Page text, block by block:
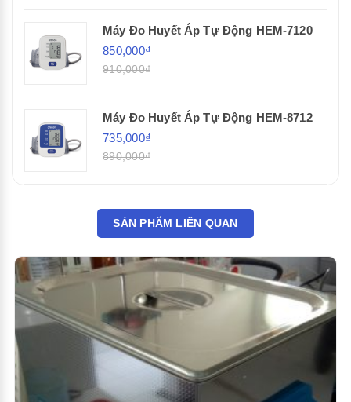
Máy Đo Huyết Áp Tự Động HEM-7120
850,000₫
910,000₫
Máy Đo Huyết Áp Tự Động HEM-8712
735,000₫
890,000₫
SẢN PHẨM LIÊN QUAN